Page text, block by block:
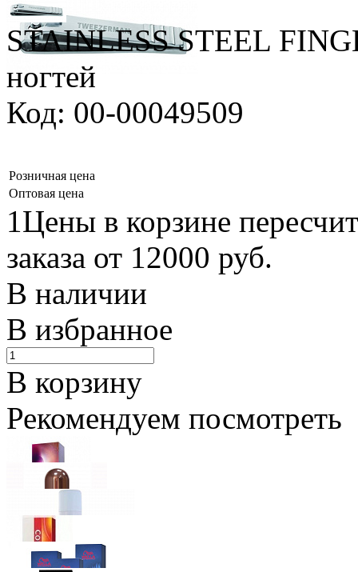
STAINLESS STEEL
ногтей
Код: 00-00049509
Розничная цена
Оптовая цена
1Цены в корзине
заказа от 12000 руб.
В наличии
В избранное
В корзину
Рекомендуем посмотреть